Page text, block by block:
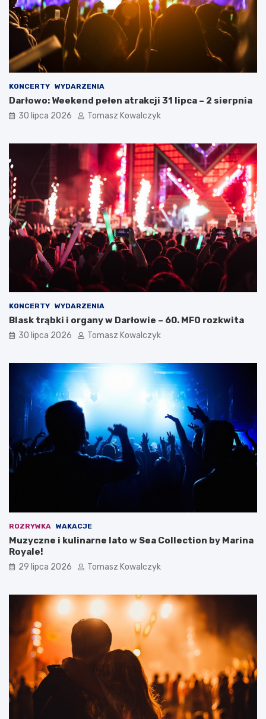
KONCERTY WYDARZENIA
Darłowo: Weekend pełen atrakcji 31 lipca – 2 sierpnia
30 lipca 2026 Tomasz Kowalczyk
KONCERTY WYDARZENIA
Blask trąbki i organy w Darłowie – 60. MFO rozkwita
30 lipca 2026 Tomasz Kowalczyk
ROZRYWKA WAKACJE
Muzyczne i kulinarne lato w Sea Collection by Marina
Royale!
29 lipca 2026 Tomasz Kowalczyk